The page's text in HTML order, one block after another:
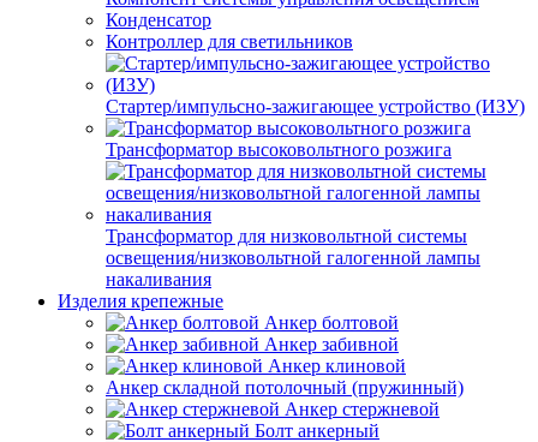
Конденсатор
Контроллер для светильников
Стартер/импульсно-зажигающее устройство (ИЗУ)
Трансформатор высоковольтного розжига
Трансформатор для низковольтной системы
освещения/низковольтной галогенной лампы
накаливания
Изделия крепежные
Анкер болтовой
Анкер забивной
Анкер клиновой
Анкер складной потолочный (пружинный)
Анкер стержневой
Болт анкерный